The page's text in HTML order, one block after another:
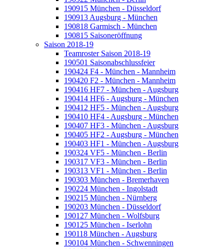
190915 München - Düsseldorf
190913 Augsburg - München
190818 Garmisch - München
190815 Saisoneröffnung
Saison 2018-19
Teamroster Saison 2018-19
190501 Saisonabschlussfeier
190424 F4 - München - Mannheim
190420 F2 - München - Mannheim
190416 HF7 - München - Augsburg
190414 HF6 - Augsburg - München
190412 HF5 - München - Augsburg
190410 HF4 - Augsburg - München
190407 HF3 - München - Augsburg
190405 HF2 - Augsburg - München
190403 HF1 - München - Augsburg
190324 VF5 - München - Berlin
190317 VF3 - München - Berlin
190313 VF1 - München - Berlin
190303 München - Bremerhaven
190224 München - Ingolstadt
190215 München - Nürnberg
190203 München - Düsseldorf
190127 München - Wolfsburg
190125 München - Iserlohn
190118 München - Augsburg
190104 München - Schwenningen